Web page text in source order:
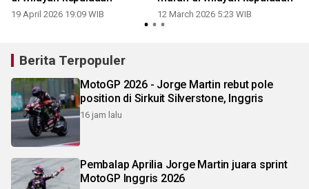
19 April 2026 19:09 WIB 12 March 2026 5:23 WIB
Berita Terpopuler
MotoGP 2026 - Jorge Martin rebut pole
position di Sirkuit Silverstone, Inggris
16 jam lalu
Pembalap Aprilia Jorge Martin juara sprint
MotoGP Inggris 2026